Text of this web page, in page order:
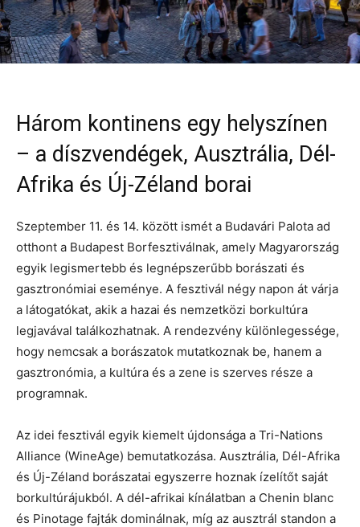
Három kontinens egy helyszínen
– a díszvendégek, Ausztrália, Dél-
Afrika és Új-Zéland borai
Szeptember 11. és 14. között ismét a Budavári Palota ad
otthont a Budapest Borfesztiválnak, amely Magyarország
egyik legismertebb és legnépszerűbb borászati és
gasztronómiai eseménye. A fesztivál négy napon át várja
a látogatókat, akik a hazai és nemzetközi borkultúra
legjavával találkozhatnak. A rendezvény különlegessége,
hogy nemcsak a borászatok mutatkoznak be, hanem a
gasztronómia, a kultúra és a zene is szerves része a
programnak.
Az idei fesztivál egyik kiemelt újdonsága a Tri-Nations
Alliance (WineAge) bemutatkozása. Ausztrália, Dél-Afrika
és Új-Zéland borászatai egyszerre hoznak ízelítőt saját
borkultúrájukból. A dél-afrikai kínálatban a Chenin blanc
és Pinotage fajták dominálnak, míg az ausztrál standon a